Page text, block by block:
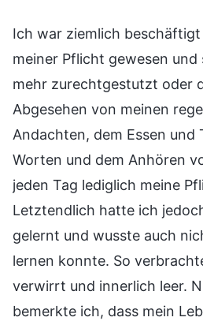
Ich war ziemlich
meiner Pflicht gewesen
mehr zurechtgestutzt oder
Abgesehen von meinen
Andachten, dem Essen und
Worten und dem Anhören
jeden Tag lediglich meine
Letztendlich hatte ich
gelernt und wusste auch
lernen konnte. So
verwirrt und innerlich leer.
bemerkte ich, dass mein